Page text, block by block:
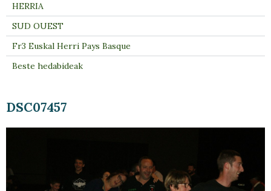
DSC07457
HERRIA
SUD OUEST
Fr3 Euskal Herri Pays Basque
Beste hedabideak